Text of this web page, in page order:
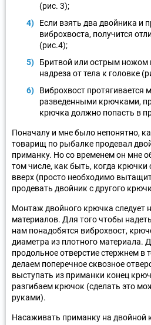
(рис. 3);
Если взять два двойника и
виброхвоста, получится
(рис.4);
Бритвой или острым ножом
надреза от тела к головке
Виброхвост протягивается
разведенными крючками,
крючка должно попасть в
Поначалу и мне было непонятно,
товарищ по рыбалке продевал
приманку. Но со временем он мне
том числе, как быть, когда крючки
вверх (просто необходимо
продевать двойник с другого
Монтаж двойного крючка следует
материалов. Для того чтобы
нам понадобятся виброхвост,
диаметра из плотного материала.
продольное отверстие стержнем в
делаем поперечное сквозное
выступать из приманки конец
разгибаем крючок (сделать это
руками).
Насаживать приманку на двойной